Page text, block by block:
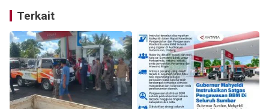
Terkait